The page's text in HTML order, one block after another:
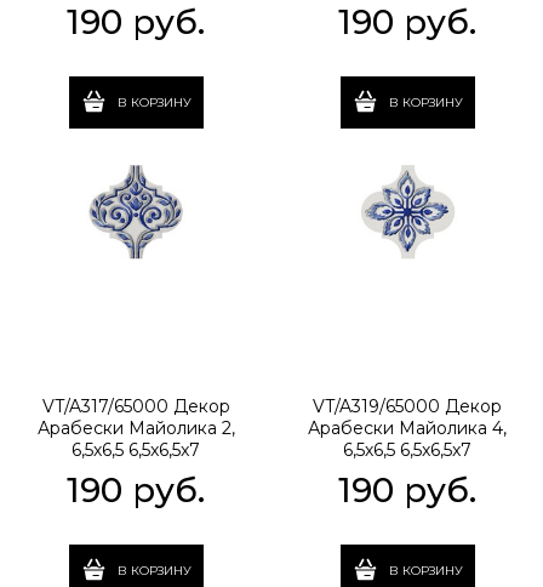
190 руб.
В КОРЗИНУ
190 руб.
В КОРЗИНУ
VT/A317/65000 Декор
Арабески Майолика 2,
6,5х6,5 6,5x6,5x7
190 руб.
В КОРЗИНУ
VT/A319/65000 Декор
Арабески Майолика 4,
6,5х6,5 6,5x6,5x7
190 руб.
В КОРЗИНУ